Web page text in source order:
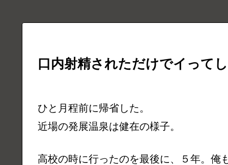
口内射精されただけでイって
ひと月程前に帰省した。
近場の発展温泉は健在の様子。
高校の時に行ったのを最後に、５年。俺